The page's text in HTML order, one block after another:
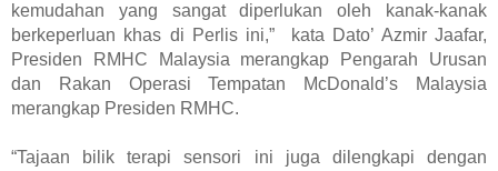
kemudahan yang sangat diperlukan oleh kanak-kanak
berkeperluan khas di Perlis ini,”  kata Dato’ Azmir Jaafar,
Presiden RMHC Malaysia merangkap Pengarah Urusan
dan Rakan Operasi Tempatan McDonald’s Malaysia
merangkap Presiden RMHC.
“Tajaan bilik terapi sensori ini juga dilengkapi dengan